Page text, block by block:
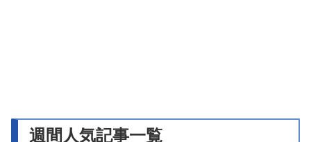
週間人気記事一覧